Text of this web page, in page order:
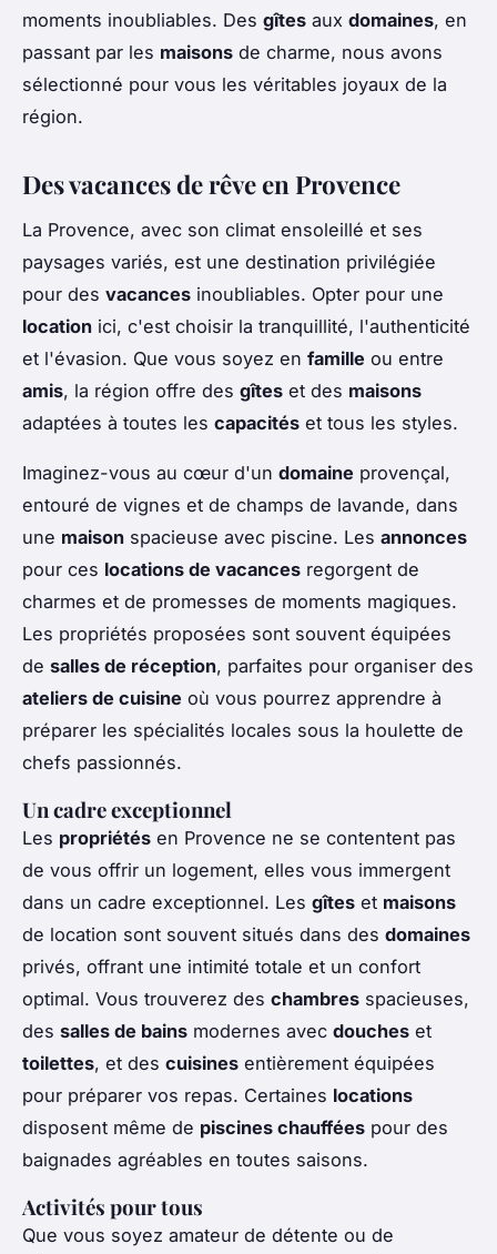
moments inoubliables. Des gîtes aux domaines, en
passant par les maisons de charme, nous avons
sélectionné pour vous les véritables joyaux de la
région.
Des vacances de rêve en Provence
La Provence, avec son climat ensoleillé et ses
paysages variés, est une destination privilégiée
pour des vacances inoubliables. Opter pour une
location ici, c'est choisir la tranquillité, l'authenticité
et l'évasion. Que vous soyez en famille ou entre
amis, la région offre des gîtes et des maisons
adaptées à toutes les capacités et tous les styles.
Imaginez-vous au cœur d'un domaine provençal,
entouré de vignes et de champs de lavande, dans
une maison spacieuse avec piscine. Les annonces
pour ces locations de vacances regorgent de
charmes et de promesses de moments magiques.
Les propriétés proposées sont souvent équipées
de salles de réception, parfaites pour organiser des
ateliers de cuisine où vous pourrez apprendre à
préparer les spécialités locales sous la houlette de
chefs passionnés.
Un cadre exceptionnel
Les propriétés en Provence ne se contentent pas
de vous offrir un logement, elles vous immergent
dans un cadre exceptionnel. Les gîtes et maisons
de location sont souvent situés dans des domaines
privés, offrant une intimité totale et un confort
optimal. Vous trouverez des chambres spacieuses,
des salles de bains modernes avec douches et
toilettes, et des cuisines entièrement équipées
pour préparer vos repas. Certaines locations
disposent même de piscines chauffées pour des
baignades agréables en toutes saisons.
Activités pour tous
Que vous soyez amateur de détente ou de